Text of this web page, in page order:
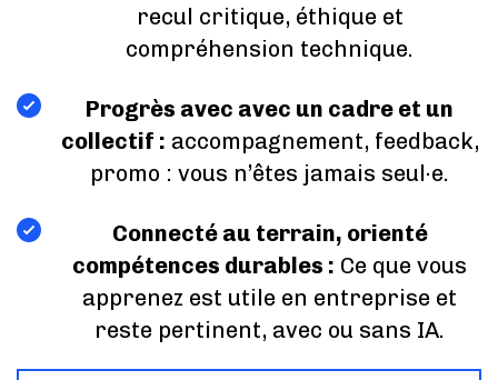
recul critique, éthique et
compréhension technique.
Progrès avec avec un cadre et un
collectif : accompagnement, feedback,
promo : vous n’êtes jamais seul·e.
Connecté au terrain, orienté
compétences durables : Ce que vous
apprenez est utile en entreprise et
reste pertinent, avec ou sans IA.